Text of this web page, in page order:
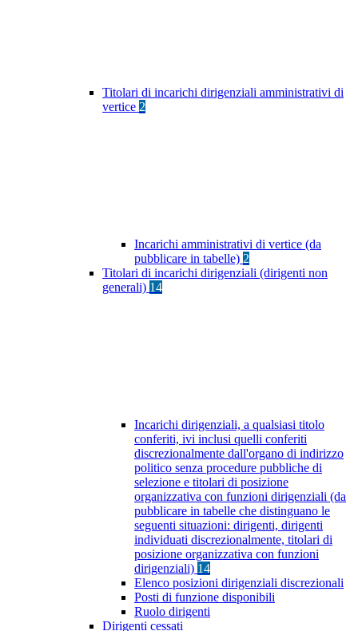
Titolari di incarichi dirigenziali amministrativi di
vertice 2
Incarichi amministrativi di vertice (da
pubblicare in tabelle) 2
Titolari di incarichi dirigenziali (dirigenti non
generali) 14
Incarichi dirigenziali, a qualsiasi titolo
conferiti, ivi inclusi quelli conferiti
discrezionalmente dall'organo di indirizzo
politico senza procedure pubbliche di
selezione e titolari di posizione
organizzativa con funzioni dirigenziali (da
pubblicare in tabelle che distinguano le
seguenti situazioni: dirigenti, dirigenti
individuati discrezionalmente, titolari di
posizione organizzativa con funzioni
dirigenziali) 14
Elenco posizioni dirigenziali discrezionali
Posti di funzione disponibili
Ruolo dirigenti
Dirigenti cessati